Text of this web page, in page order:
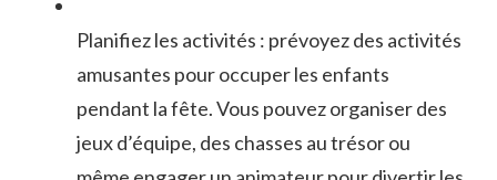
Planifiez les activités : prévoyez des activités‌
amusantes pour occuper⁣ les enfants
pendant ​la fête. Vous⁤ pouvez organiser⁣ des
jeux d’équipe, ⁣des chasses ⁣au ‍trésor ou‌